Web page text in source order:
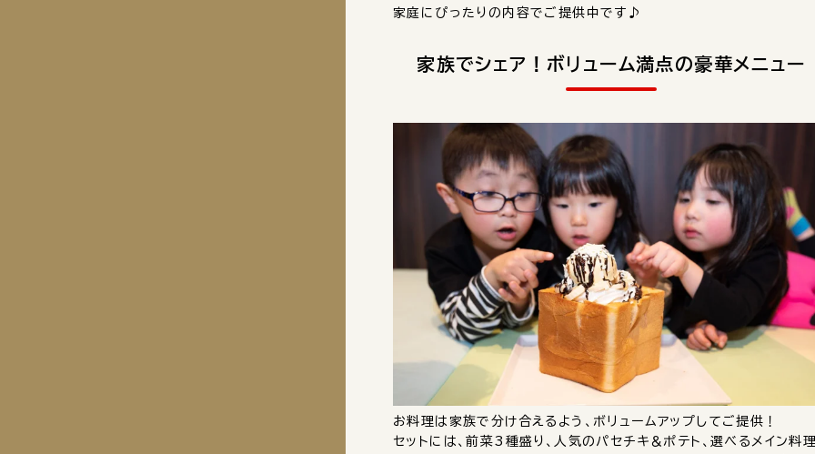
家庭にぴったりの内容でご提供中です♪
家族でシェア！ボリューム満点の豪華メニュー
お料理は家族で分け合えるよう、ボリュームアップしてご提供！
セットには、前菜3種盛り、人気のパセチキ＆ポテト、選べるメイン料理